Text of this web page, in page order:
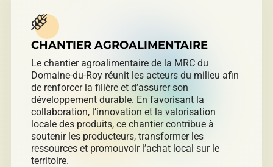
CHANTIER AGROALIMENTAIRE
Le chantier agroalimentaire de la MRC du
Domaine-du-Roy réunit les acteurs du milieu afin
de renforcer la filière et d’assurer son
développement durable. En favorisant la
collaboration, l’innovation et la valorisation
locale des produits, ce chantier contribue à
soutenir les producteurs, transformer les
ressources et promouvoir l’achat local sur le
territoire.